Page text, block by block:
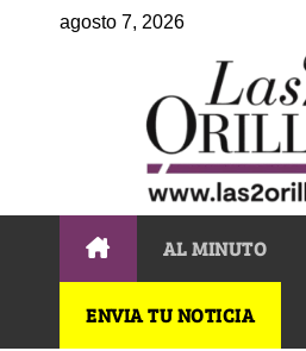
agosto 7, 2026
AL MINUTO
ENVIA TU NOTICIA